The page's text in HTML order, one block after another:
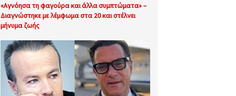
«Αγνόησα τη φαγούρα και άλλα συμπτώματα» –
Διαγνώστηκε με λέμφωμα στα 20 και στέλνει
μήνυμα ζωής